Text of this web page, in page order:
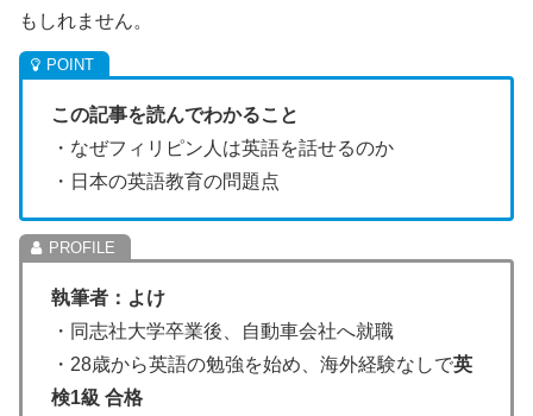
もしれません。
この記事を読んでわかること
・なぜフィリピン人は英語を話せるのか
・日本の英語教育の問題点
執筆者：よけ
・同志社大学卒業後、自動車会社へ就職
・28歳から英語の勉強を始め、海外経験なしで英
検1級 合格